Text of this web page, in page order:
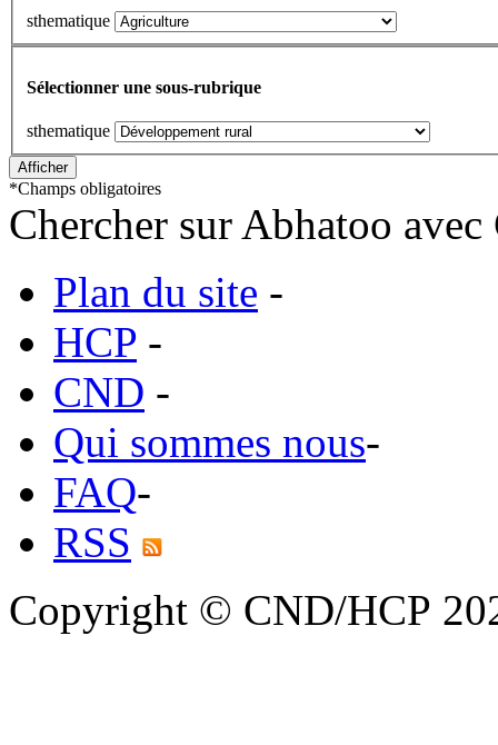
sthematique
Sélectionner une sous-rubrique
sthematique
*Champs obligatoires
Chercher sur Abhatoo
Plan du site -
HCP -
CND -
Qui sommes nous-
FAQ-
RSS
Copyright © CND/HCP